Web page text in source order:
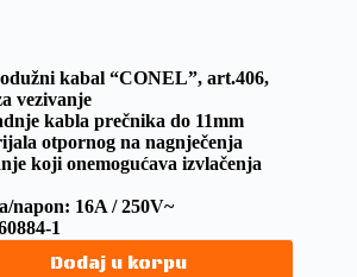
kabal “CONEL”, art.406,
vezivanje
kabla prečnika do 11mm
otpornog na nagnječenja
koji onemogućava izvlačenja
napon: 16A / 250V~
1
Dodaj u korpu